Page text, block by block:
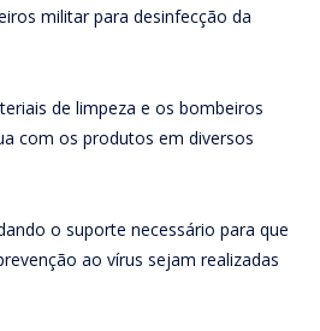
militar para desinfecção da
de limpeza e os bombeiros
com os produtos em diversos
o suporte necessário para que
ao vírus sejam realizadas